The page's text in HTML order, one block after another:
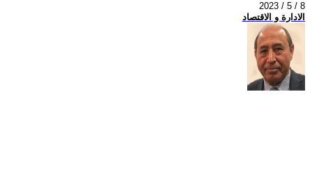
2023 / 5 / 8
الادارة و الاقتصاد